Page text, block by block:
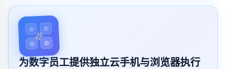
为数字员工提供独立云手机与浏览器执行